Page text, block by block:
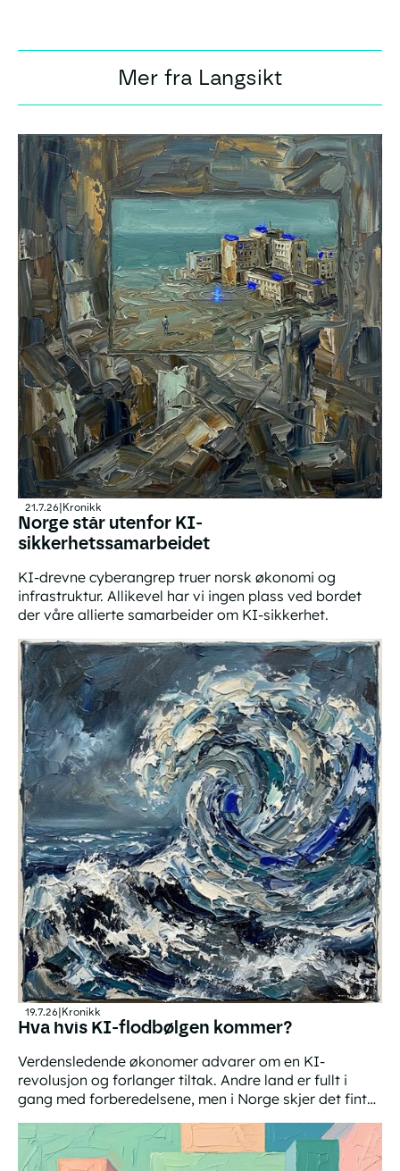
Mer fra Langsikt
21.7.26 Kronikk
Norge står utenfor KI-
sikkerhetssamarbeidet
KI-drevne cyberangrep truer norsk økonomi og
infrastruktur. Allikevel har vi ingen plass ved bordet
der våre allierte samarbeider om KI-sikkerhet.
19.7.26 Kronikk
Hva hvis KI-flodbølgen kommer?
Verdensledende økonomer advarer om en KI-
revolusjon og forlanger tiltak. Andre land er fullt i
gang med forberedelsene, men i Norge skjer det fint